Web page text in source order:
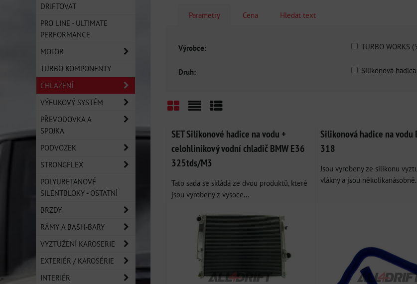
Parametry Cena Hledat text
Výrobce: TURBO WORKS
Druh: Silikonová hadica
SET Silikonové hadice na vodu +
celohlinikový vodní chladič BMW E36
325tds/M3
Tato sada se skládá ze dvou produktů, které
jsou vyrobeny z vysoce...
Silikonová hadice na vodu
318
Jsou vyrobeny ze silikonu
vlákny a jsou
DRIFTOVAT
PRO LINE - ULTIMATE
PERFORMANCE
MOTOR
TURBO KOMPONENTY
CHLAZENÍ
VÝFUKOVÝ SYSTÉM
PŘEVODOVKA A
SPOJKA
PODVOZEK
STRONGFLEX
POLYURETANOVÉ
SILENTBLOKY - OSTATNÍ
BRZDY
RÁMY A BASH-BARY
VYZTUŽENÍ KAROSERIE
EXTERIÉR / KAROSÉRIE
INTERIÉR